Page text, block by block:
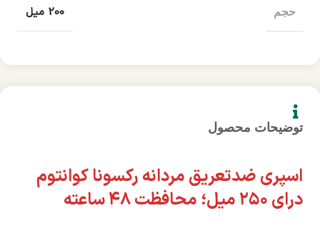
توضیحات محصول
اسپری ضدتعریق مردانه رکسونا کوانتوم
درای ۲۵۰ میل؛ محافظت ۴۸ ساعته
حجم 200 میل